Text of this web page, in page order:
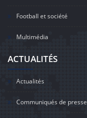
Football et société
Multimédia
ACTUALITÉS
Actualités
Communiqués de presse